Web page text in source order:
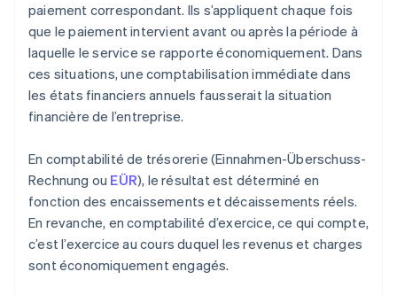
paiement correspondant. Ils s’appliquent chaque fois
que le paiement intervient avant ou après la période à
laquelle le service se rapporte économiquement. Dans
ces situations, une comptabilisation immédiate dans
les états financiers annuels fausserait la situation
financière de l’entreprise.
En comptabilité de trésorerie (Einnahmen-Überschuss-
Rechnung ou EÜR), le résultat est déterminé en
fonction des encaissements et décaissements réels.
En revanche, en comptabilité d’exercice, ce qui compte,
c’est l’exercice au cours duquel les revenus et charges
sont économiquement engagés.